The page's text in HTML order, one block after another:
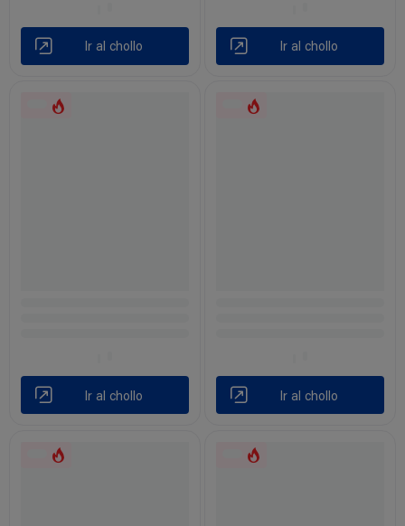
Ir al chollo Ir al chollo
Ir al chollo Ir al chollo